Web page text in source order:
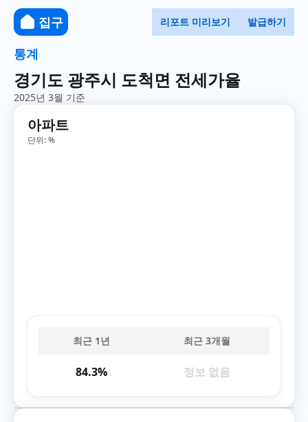
집구 리포트 미리보기 발급하기
통계
경기도 광주시 도척면 전세가율
2025년 3월 기준
아파트
단위: %
최근 1년 최근 3개월
84.3% 정보 없음